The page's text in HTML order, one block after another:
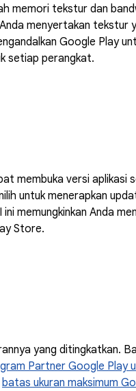
memori tekstur dan
menyertakan tekstur
Google Play
setiap perangkat.
membuka versi aplikasi
untuk menerapkan
ini memungkinkan Anda
Store.
yang ditingkatkan.
Partner Google Play
batas ukuran maksimum